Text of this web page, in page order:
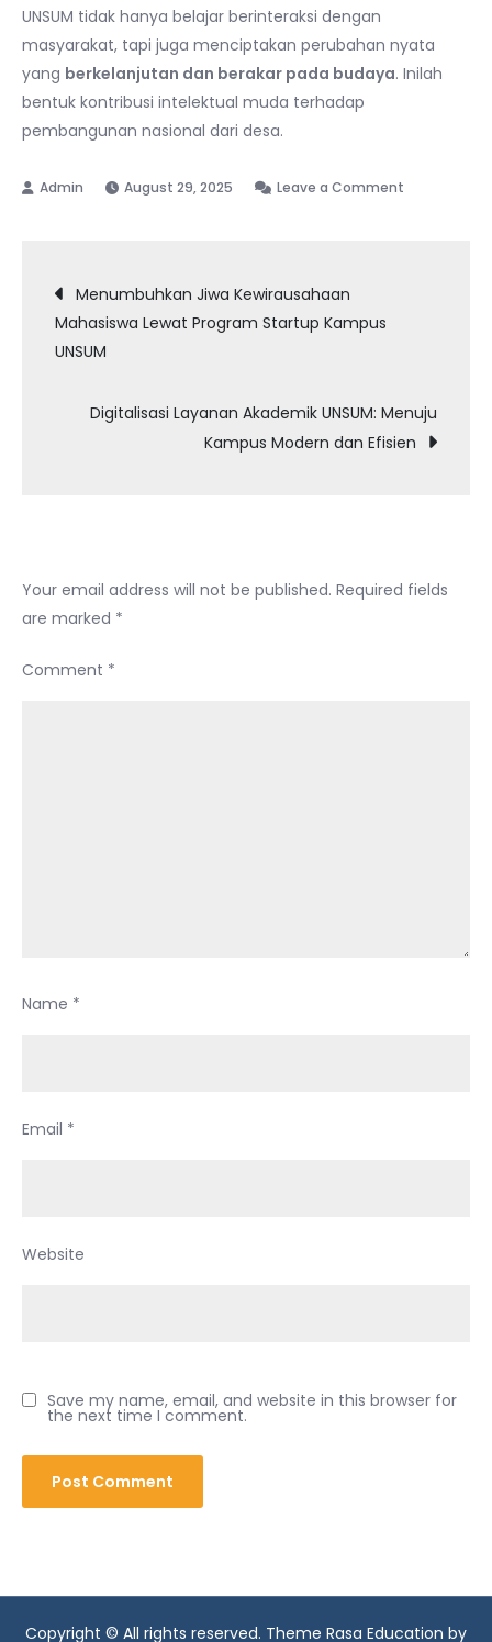
UNSUM tidak hanya belajar berinteraksi dengan
masyarakat, tapi juga menciptakan perubahan nyata
yang berkelanjutan dan berakar pada budaya. Inilah
bentuk kontribusi intelektual muda terhadap
pembangunan nasional dari desa.
August 29, 2025 Leave a Comment
Kearifan
Lokal
Post
navigation
Menumbuhkan Jiwa Kewirausahaan
Mahasiswa Lewat Program Startup Kampus
UNSUM
Digitalisasi Layanan Akademik UNSUM: Menuju
Kampus Modern dan Efisien
Your email address will not be published. Required fields
are marked *
Comment *
Name *
Email *
Website
Save my name, email, and website in this browser for
the next time I comment.
Copyright © All rights reserved. Theme Rasa Education by